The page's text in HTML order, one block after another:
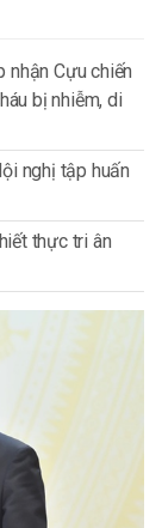
nhận Cựu chiến
bị nhiễm, di
nghị tập huấn
thực tri ân